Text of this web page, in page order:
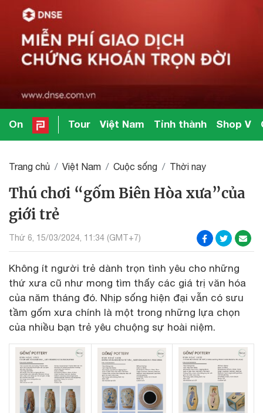
On Tour Việt Nam Tỉnh thành Shop V
Trang chủ Việt Nam Cuộc sống Thời nay
Thú chơi “gốm Biên Hòa xưa”của
giới trẻ
Thứ 6, 15/03/2024, 11:34 (GMT+7)
Không ít người trẻ dành trọn tình yêu cho những
thứ xưa cũ như mong tìm thấy các giá trị văn hóa
của năm tháng đó. Nhịp sống hiện đại vẫn có sưu
tầm gốm xưa chính là một trong những lựa chọn
của nhiều bạn trẻ yêu chuộng sự hoài niệm.